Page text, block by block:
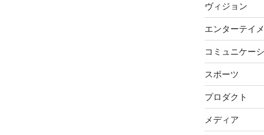
ヴィジョン
エンターテイ
コミュニケー
スポーツ
プロダクト
メディア